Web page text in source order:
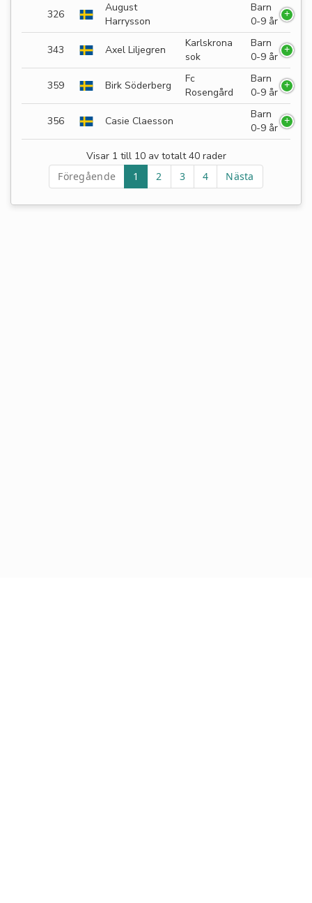
326
August
Harrysson
Barn
0-9 år
343 Axel Liljegren
Karlskrona
sok
Barn
0-9 år
359 Birk Söderberg
Fc
Rosengård
Barn
0-9 år
356 Casie Claesson
Barn
0-9 år
Visar 1 till 10 av totalt 40 rader
Föregående
1 2 3 4 Nästa